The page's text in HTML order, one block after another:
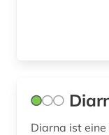
Diarna ist eine